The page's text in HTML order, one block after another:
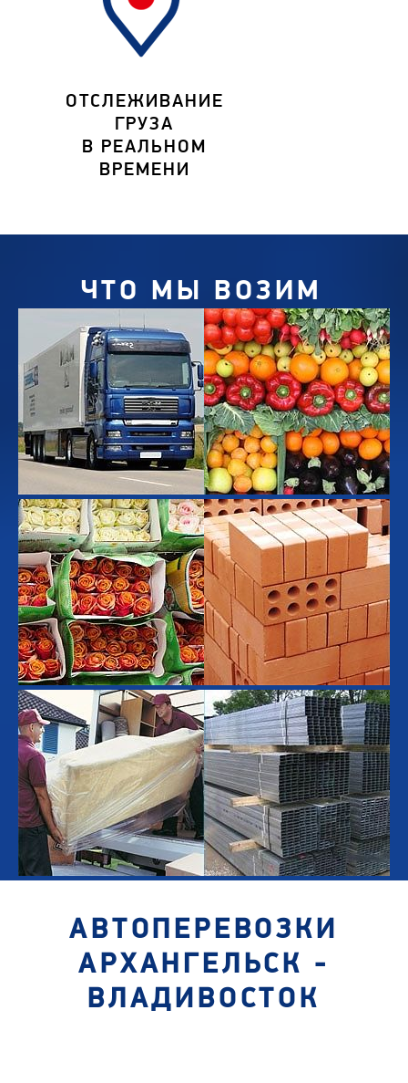
ОТСЛЕЖИВАНИЕ
ГРУЗА
В РЕАЛЬНОМ
ВРЕМЕНИ
ЧТО МЫ ВОЗИМ
АВТОПЕРЕВОЗКИ
АРХАНГЕЛЬСК -
ВЛАДИВОСТОК